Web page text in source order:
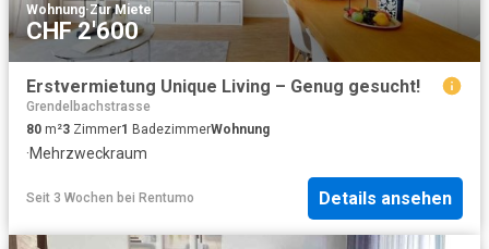
Wohnung·Zur Miete
CHF 2'600
Erstvermietung Unique Living – Genug gesucht!
Grendelbachstrasse
80 m²3 Zimmer1 BadezimmerWohnung
·Mehrzweckraum
Seit 3 Wochen bei Rentumo Details ansehen